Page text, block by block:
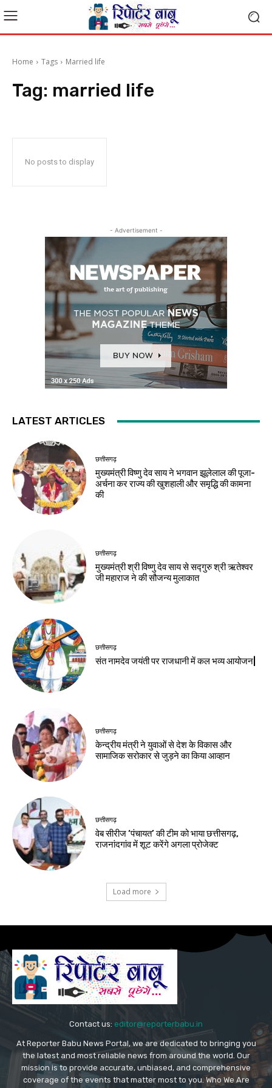
Home Tags Married life
Tag: married life
No posts to display
- Advertisement -
LATEST ARTICLES
छत्तीसगढ़
मुख्यमंत्री विष्णु देव साय ने भगवान झूलेलाल की पूजा-
अर्चना कर राज्य की खुशहाली और समृद्धि की कामना
की
छत्तीसगढ़
मुख्यमंत्री श्री विष्णु देव साय से सद्गुरु श्री ऋतेश्वर
जी महाराज ने की सौजन्य मुलाकात
छत्तीसगढ़
संत नामदेव जयंती पर राजधानी में कल भव्य आयोजन|
छत्तीसगढ़
केन्द्रीय मंत्री ने युवाओं से देश के विकास और
सामाजिक सरोकार से जुड़ने का किया आव्हान
छत्तीसगढ़
वेब सीरीज ‘पंचायत’ की टीम को भाया छत्तीसगढ़,
राजनांदगांव में शूट करेंगे अगला प्रोजेक्ट
Load more
Contact us: editor@reporterbabu.in
At Reporter Babu News Portal, we are dedicated to bringing you
the latest and most reliable news from around the world. Our
mission is to provide accurate, unbiased, and comprehensive
coverage of the events that matter most to you. Who We Are